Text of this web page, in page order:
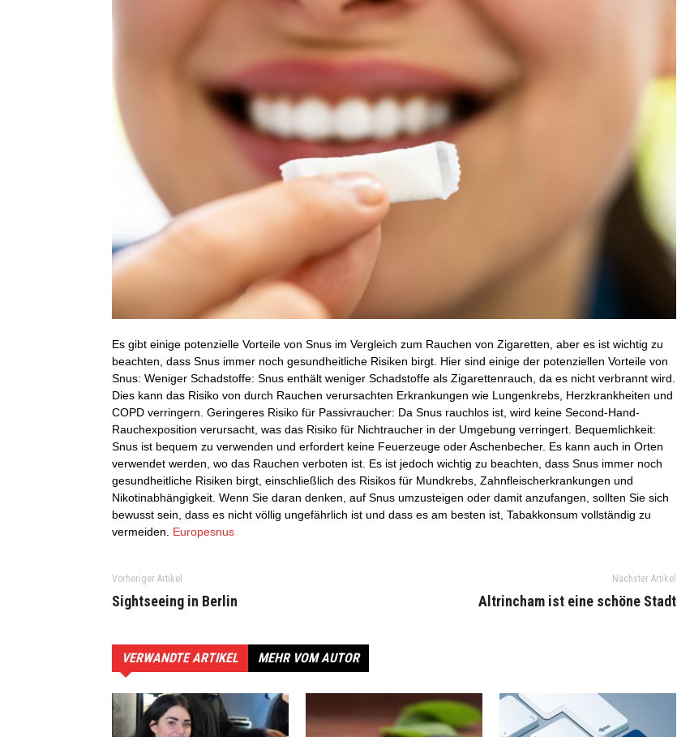
Es gibt einige potenzielle Vorteile von Snus im Vergleich zum Rauchen von Zigaretten, aber es ist wichtig zu
beachten, dass Snus immer noch gesundheitliche Risiken birgt. Hier sind einige der potenziellen Vorteile von
Snus: Weniger Schadstoffe: Snus enthält weniger Schadstoffe als Zigarettenrauch, da es nicht verbrannt wird.
Dies kann das Risiko von durch Rauchen verursachten Erkrankungen wie Lungenkrebs, Herzkrankheiten und
COPD verringern. Geringeres Risiko für Passivraucher: Da Snus rauchlos ist, wird keine Second-Hand-
Rauchexposition verursacht, was das Risiko für Nichtraucher in der Umgebung verringert. Bequemlichkeit:
Snus ist bequem zu verwenden und erfordert keine Feuerzeuge oder Aschenbecher. Es kann auch in Orten
verwendet werden, wo das Rauchen verboten ist. Es ist jedoch wichtig zu beachten, dass Snus immer noch
gesundheitliche Risiken birgt, einschließlich des Risikos für Mundkrebs, Zahnfleischerkrankungen und
Nikotinabhängigkeit. Wenn Sie daran denken, auf Snus umzusteigen oder damit anzufangen, sollten Sie sich
bewusst sein, dass es nicht völlig ungefährlich ist und dass es am besten ist, Tabakkonsum vollständig zu
vermeiden. Europesnus
Vorheriger Artikel
Sightseeing in Berlin
Nächster Artikel
Altrincham ist eine schöne Stadt
VERWANDTE ARTIKEL MEHR VOM AUTOR